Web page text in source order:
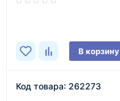
В корзину
Код товара: 262273